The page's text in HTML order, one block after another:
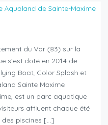
du Var (83) sur la
s’est doté en 2014 de
Boat, Color Splash et
Sainte Maxime
est un parc aquatique
affluent chaque été
piscines […]